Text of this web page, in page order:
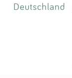
Deutschland